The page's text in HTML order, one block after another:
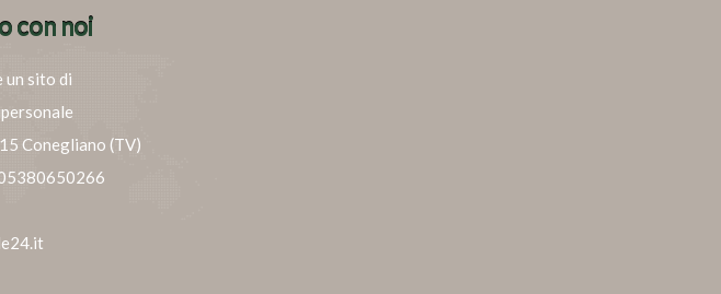
con noi
un sito di
Conegliano (TV)
05380650266